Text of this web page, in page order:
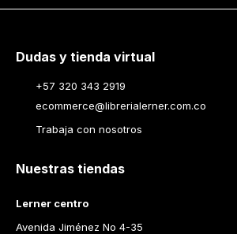
Dudas y tienda virtual
+57 320 343 2919
ecommerce@librerialerner.com.co
Trabaja con nosotros
Nuestras tiendas
Lerner centro
Avenida Jiménez No 4-35